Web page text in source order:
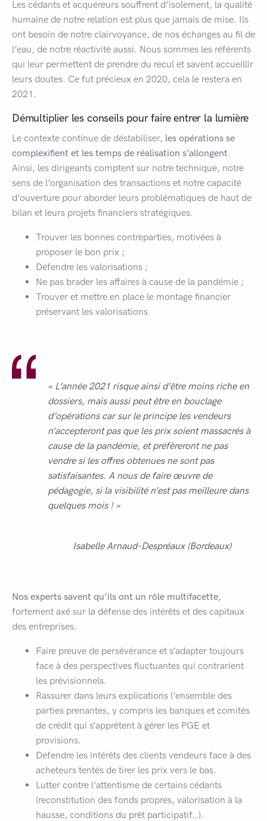
Les cédants et acquéreurs souffrent d’isolement, la qualité
humaine de notre relation est plus que jamais de mise. Ils
ont besoin de notre clairvoyance, de nos échanges au fil de
l’eau, de notre réactivité aussi. Nous sommes les référents
qui leur permettent de prendre du recul et savent accueillir
leurs doutes. Ce fut précieux en 2020, cela le restera en
2021.
Démultiplier les conseils pour faire entrer la lumière
Le contexte continue de déstabiliser, les opérations se
complexifient et les temps de réalisation s’allongent.
Ainsi, les dirigeants comptent sur notre technique, notre
sens de l’organisation des transactions et notre capacité
d’ouverture pour aborder leurs problématiques de haut de
bilan et leurs projets financiers stratégiques.
Trouver les bonnes contreparties, motivées à
proposer le bon prix ;
Défendre les valorisations ;
Ne pas brader les affaires à cause de la pandémie ;
Trouver et mettre en place le montage financier
préservant les valorisations.
« L’année 2021 risque ainsi d’être moins riche en
dossiers, mais aussi peut être en bouclage
d’opérations car sur le principe les vendeurs
n’accepteront pas que les prix soient massacrés à
cause de la pandémie, et préfèreront ne pas
vendre si les offres obtenues ne sont pas
satisfaisantes. A nous de faire œuvre de
pédagogie, si la visibilité n’est pas meilleure dans
quelques mois ! »
Isabelle Arnaud-Despréaux (Bordeaux)
Nos experts savent qu’ils ont un rôle multifacette,
fortement axé sur la défense des intérêts et des capitaux
des entreprises.
Faire preuve de persévérance et s’adapter toujours
face à des perspectives fluctuantes qui contrarient
les prévisionnels.
Rassurer dans leurs explications l’ensemble des
parties prenantes, y compris les banques et comités
de crédit qui s’apprêtent à gérer les PGE et
provisions.
Défendre les intérêts des clients vendeurs face à des
acheteurs tentés de tirer les prix vers le bas.
Lutter contre l’attentisme de certains cédants
(reconstitution des fonds propres, valorisation à la
hausse, conditions du prêt participatif…).